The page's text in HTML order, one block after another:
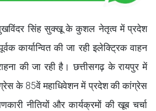
सिंह सुक्खू के कुशल नेतृत्व में प्रदेश
कार्यान्वित की जा रही इलेक्ट्रिक वाहन
की जा रही है। छत्तीसगढ़ के रायपुर में
के 85वें महाधिवेशन में प्रदेश की कांग्रेस
नीतियों और कार्यक्रमों की खूब चर्चा